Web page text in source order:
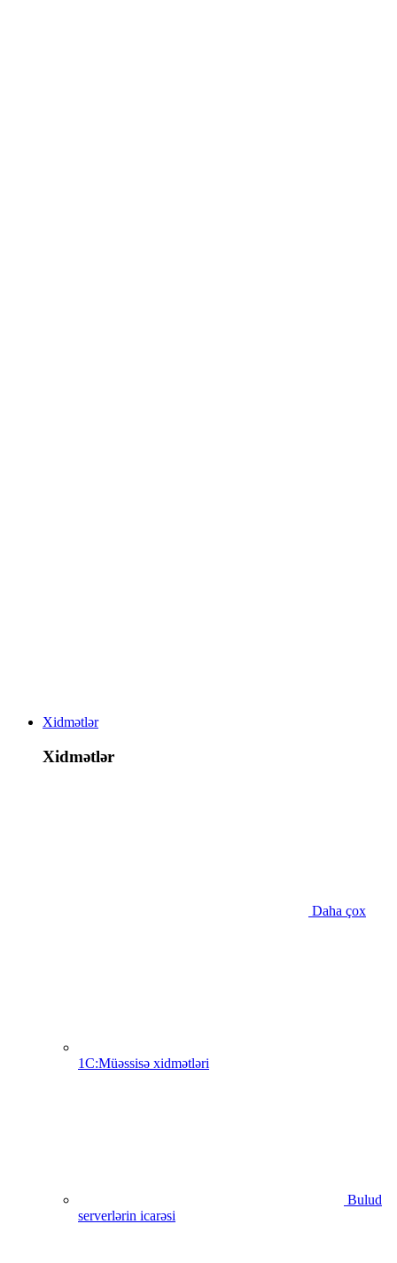
Xidmətlər
Xidmətlər
Daha çox
1C:Müəssisə xidmətləri
Bulud
serverlərin icarəsi